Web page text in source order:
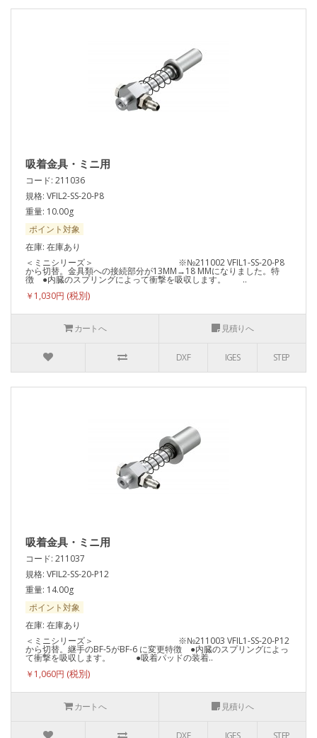
吸着金具・ミニ用
コード: 211036
規格: VFIL2-SS-20-P8
重量: 10.00g
ポイント対象
在庫: 在庫あり
＜ミニシリーズ＞ ※№211002 VFIL1-SS-20-P8
から切替。金具類への接続部分が13MM→18 MMになりました。特
徴 ●内臓のスプリングによって衝撃を吸収します。 ..
￥1,030円
カートへ 見積りへ
DXF IGES STEP
吸着金具・ミニ用
コード: 211037
規格: VFIL2-SS-20-P12
重量: 14.00g
ポイント対象
在庫: 在庫あり
＜ミニシリーズ＞ ※№211003 VFIL1-SS-20-P12
から切替。継手のBF-5がBF-6 に変更特徴 ●内臓のスプリングによっ
て衝撃を吸収します。 ●吸着パッドの装着..
￥1,060円
カートへ 見積りへ